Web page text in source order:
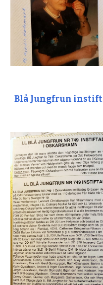
Blå Jungfrun